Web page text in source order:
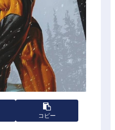
コピー